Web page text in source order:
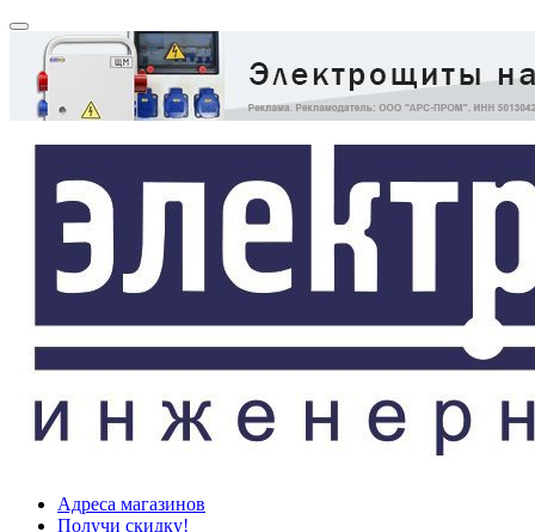
Адреса магазинов
Получи скидку!